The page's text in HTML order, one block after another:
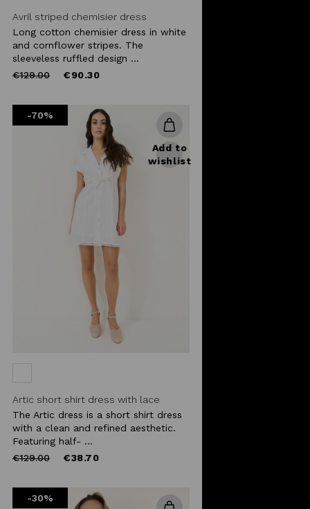
Avril striped chemisier dress
Long cotton chemisier dress in white
and cornflower stripes. The
sleeveless ruffled design ...
Price
€129.00to €90.30
-70%
Add to
wishlist
Artic short shirt dress with lace
The Artic dress is a short shirt dress
with a clean and refined aesthetic.
Featuring half- ...
Price
€129.00to €38.70
-30%